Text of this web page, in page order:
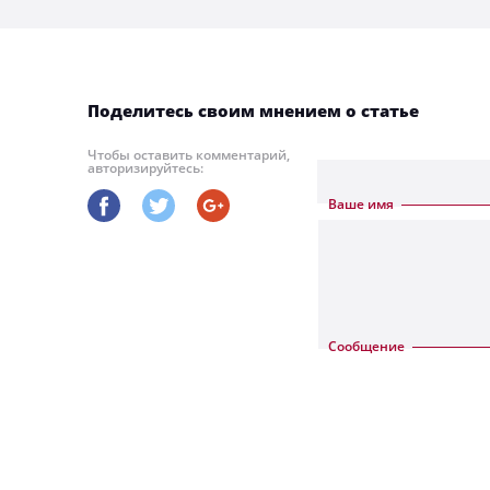
Поделитесь своим мнением о статье
Чтобы оставить комментарий,
авторизируйтесь:
Ваше имя
Сообщение